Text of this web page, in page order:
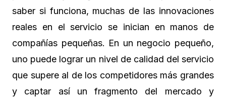
saber si funciona, muchas de las innovaciones
reales en el servicio se inician en manos de
compañías pequeñas. En un negocio pequeño,
uno puede lograr un nivel de calidad del servicio
que supere al de los competidores más grandes
y captar así un fragmento del mercado y